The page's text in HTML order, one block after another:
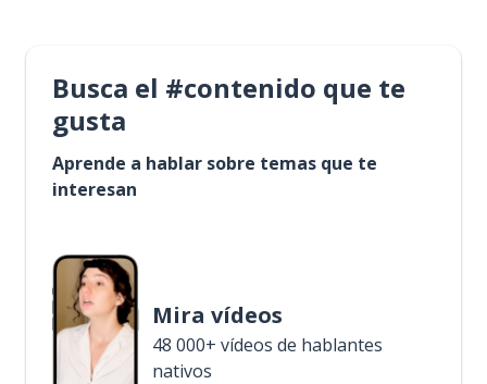
Busca el #contenido que te
gusta
Aprende a hablar sobre temas que te
interesan
Mira vídeos
48 000+ vídeos de hablantes
nativos